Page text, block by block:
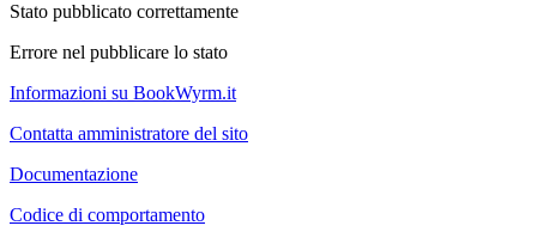
Stato pubblicato correttamente
Errore nel pubblicare lo stato
Informazioni su BookWyrm.it
Contatta amministratore del sito
Documentazione
Codice di comportamento